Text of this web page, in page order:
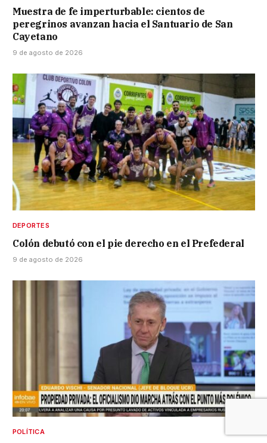
Muestra de fe imperturbable: cientos de
peregrinos avanzan hacia el Santuario de San
Cayetano
9 de agosto de 2026
DEPORTES
Colón debutó con el pie derecho en el Prefederal
9 de agosto de 2026
POLÍTICA